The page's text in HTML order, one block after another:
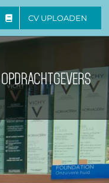
CV UPLOADEN
OPDRACHTGEVERS